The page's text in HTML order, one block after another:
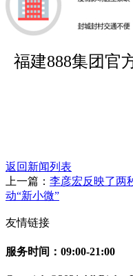
福建888集团官
返回新闻列表
上一篇： 李彦宏反映了两
动“新小微”
友情链接
服务时间：09:00-21:00